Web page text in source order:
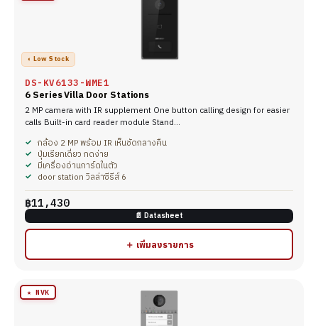
◐ Low Stock
DS-KV6133-WME1
6 Series Villa Door Stations
2 MP camera with IR supplement One button calling design for easier
calls Built-in card reader module Stand…
กล้อง 2 MP พร้อม IR เห็นชัดกลางคืน
ปุ่มเรียกเดี่ยว กดง่าย
มีเครื่องอ่านการ์ดในตัว
door station วิลล่าซีรีส์ 6
฿11,430
📄 Datasheet
＋ เพิ่มลงรายการ
★ NVK